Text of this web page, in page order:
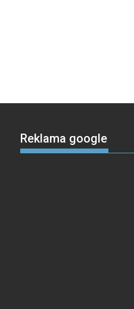
Reklama google